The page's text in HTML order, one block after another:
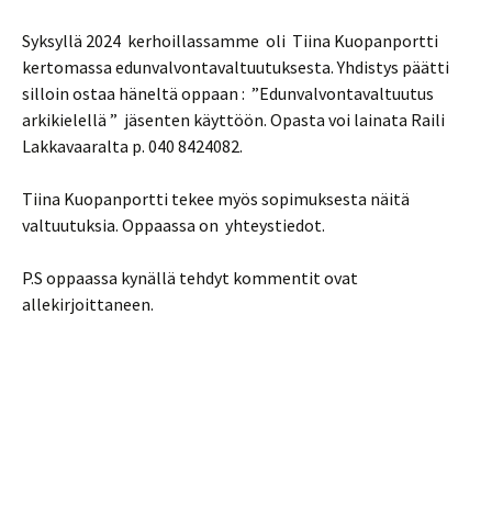
Syksyllä 2024 kerhoillassamme oli Tiina Kuopanportti
kertomassa edunvalvontavaltuutuksesta. Yhdistys päätti
silloin ostaa häneltä oppaan : ”Edunvalvontavaltuutus
arkikielellä ” jäsenten käyttöön. Opasta voi lainata Raili
Lakkavaaralta p. 040 8424082.
Tiina Kuopanportti tekee myös sopimuksesta näitä
valtuutuksia. Oppaassa on yhteystiedot.
P.S oppaassa kynällä tehdyt kommentit ovat
allekirjoittaneen.